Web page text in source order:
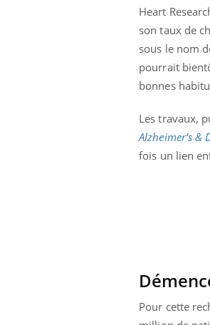
Heart
son taux de
sous le nom
pourrait
bonnes
Les travaux,
Alzheimer’s &
fois un lien
Pour cette
t-il
France ?
Les
?
change
charge